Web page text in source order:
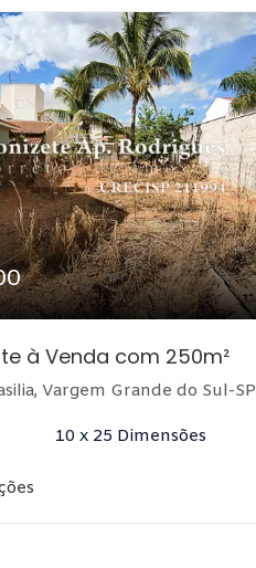
à Venda com 250m²
Vargem Grande do Sul-SP
10 x 25 Dimensões